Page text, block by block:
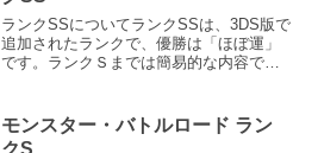
ランクSSについてランクSSは、3DS版で
追加されたランクで、優勝は「ほぼ運」
です。ランクＳまでは簡易的な内容でし
ースーツ優勝特典なし優勝賞品のバトラ
ースーツは、...
モンスター・バトルロード ラン
クS